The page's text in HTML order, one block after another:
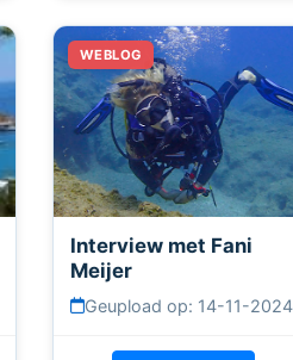
Interview met Fani
Meijer
Geupload op: 14-11-2024